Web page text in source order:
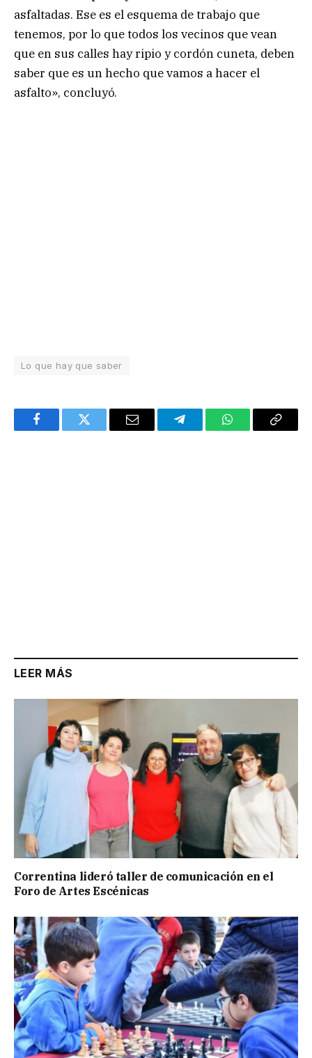
asfaltadas. Ese es el esquema de trabajo que
tenemos, por lo que todos los vecinos que vean
que en sus calles hay ripio y cordón cuneta, deben
saber que es un hecho que vamos a hacer el
asfalto», concluyó.
Lo que hay que saber
FacebookTwitter Email TelegramWhatsAppCopy
LEER MÁS
Correntina lideró taller de comunicación en el
Foro de Artes Escénicas